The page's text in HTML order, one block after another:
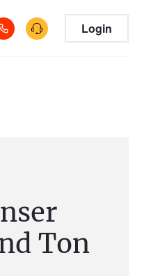
Login
Ton